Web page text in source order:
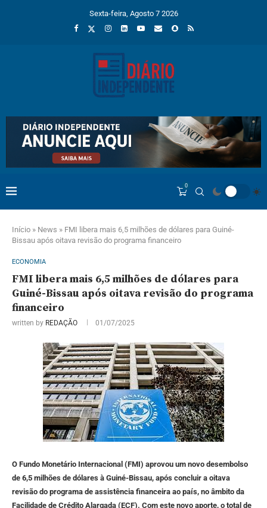
Sexta-feira, Agosto 7 2026
0
Início » News » FMI libera mais 6,5 milhões de dólares para Guiné-
Bissau após oitava revisão do programa financeiro
ECONOMIA
FMI libera mais 6,5 milhões de dólares para
Guiné-Bissau após oitava revisão do programa
financeiro
written by REDAÇÃO 01/07/2025
O Fundo Monetário Internacional (FMI) aprovou um novo desembolso
de 6,5 milhões de dólares à Guiné-Bissau, após concluir a oitava
revisão do programa de assistência financeira ao país, no âmbito da
Facilidade de Crédito Alargada (ECF). Com este novo aporte, o total de